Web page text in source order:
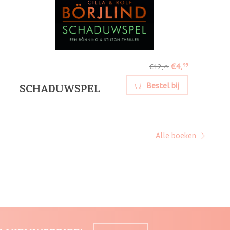
SCHADUWSPEL
€12,99 €4,99
Bestel bij
Alle boeken